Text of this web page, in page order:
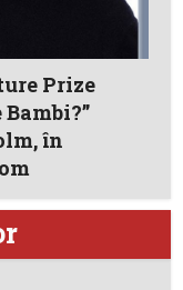
Prize
Bambi?”
în